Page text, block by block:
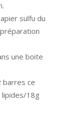
sulfu du
une boite
barres ce
lipides/18g